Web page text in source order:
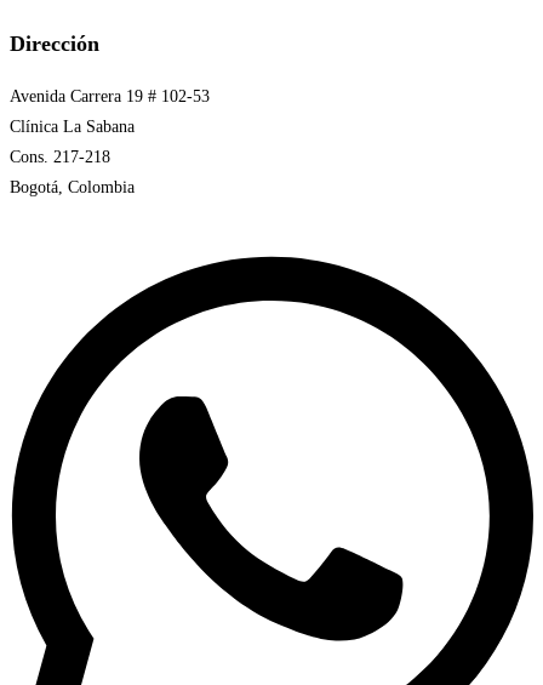
Dirección
Avenida Carrera 19 # 102-53
Clínica La Sabana
Cons. 217-218
Bogotá, Colombia